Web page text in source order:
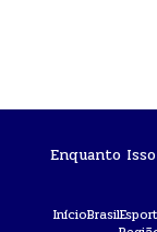
Enquanto
InícioBrasil